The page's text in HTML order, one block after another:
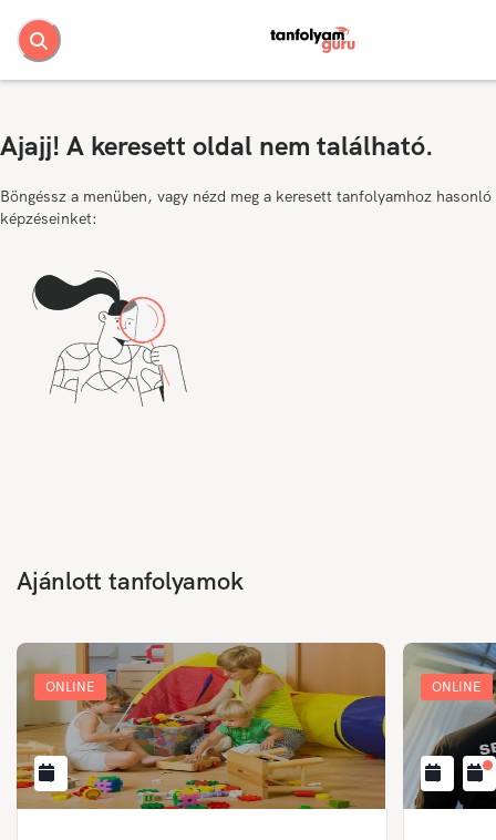
Ajajj! A keresett oldal nem található.
Böngéssz a menüben, vagy nézd meg a keresett tanfolyamhoz hasonló
képzéseinket:
Ajánlott tanfolyamok
ONLINE ONLINE